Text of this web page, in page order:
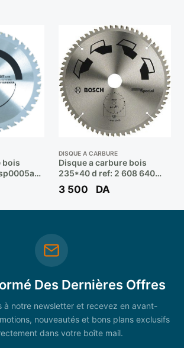
bois
DISQUE A CARBURE
Disque a carbure bois
235*40 d ref: 2 608 640
894 ** BOSCH
3 500 DA
Des Dernières Offres
à notre newsletter et recevez en avant-
nouveautés et bons plans exclusifs
dans votre boîte mail.